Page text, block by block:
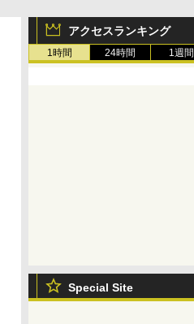
アクセスランキング
1時間 24時間 1週間
Special Site